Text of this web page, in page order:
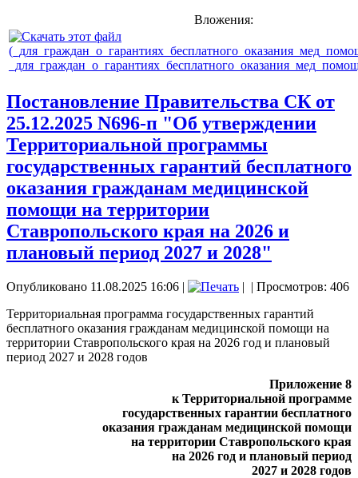
Вложения:
Постановление Правительства СК от
25.12.2025 N696-п "Об утверждении
Территориальной программы
государственных гарантий бесплатного
оказания гражданам медицинской
помощи на территории
Ставропольского края на 2026 и
плановый период 2027 и 2028"
Опубликовано 11.08.2025 16:06 | | | Просмотров: 406
Территориальная программа государственных гарантий
бесплатного оказания гражданам медицинской помощи на
территории Ставропольского края на 2026 год и плановый
период 2027 и 2028 годов
Приложение 8
к Территориальной программе
государственных гарантии бесплатного
оказания гражданам медицинской помощи
на территории Ставропольского края
на 2026 год и плановый период
2027 и 2028 годов